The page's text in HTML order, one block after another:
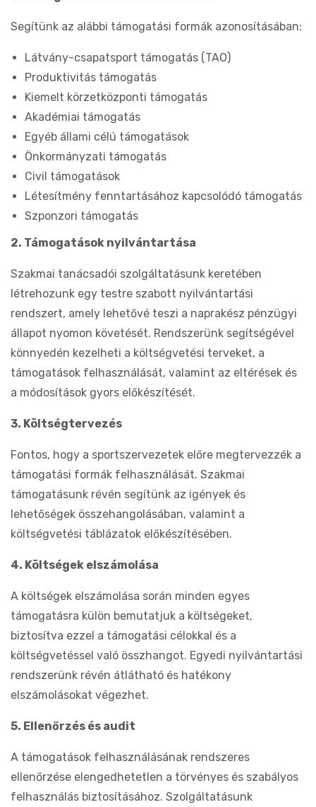
Segítünk az alábbi támogatási formák azonosításában:
Látvány-csapatsport támogatás (TAO)
Produktivitás támogatás
Kiemelt körzetközponti támogatás
Akadémiai támogatás
Egyéb állami célú támogatások
Önkormányzati támogatás
Civil támogatások
Létesítmény fenntartásához kapcsolódó támogatás
Szponzori támogatás
2. Támogatások nyilvántartása
Szakmai tanácsadói szolgáltatásunk keretében
létrehozunk egy testre szabott nyilvántartási
rendszert, amely lehetővé teszi a naprakész pénzügyi
állapot nyomon követését. Rendszerünk segítségével
könnyedén kezelheti a költségvetési terveket, a
támogatások felhasználását, valamint az eltérések és
a módosítások gyors előkészítését.
3. Költségtervezés
Fontos, hogy a sportszervezetek előre megtervezzék a
támogatási formák felhasználását. Szakmai
támogatásunk révén segítünk az igények és
lehetőségek összehangolásában, valamint a
költségvetési táblázatok előkészítésében.
4. Költségek elszámolása
A költségek elszámolása során minden egyes
támogatásra külön bemutatjuk a költségeket,
biztosítva ezzel a támogatási célokkal és a
költségvetéssel való összhangot. Egyedi nyilvántartási
rendszerünk révén átlátható és hatékony
elszámolásokat végezhet.
5. Ellenőrzés és audit
A támogatások felhasználásának rendszeres
ellenőrzése elengedhetetlen a törvényes és szabályos
felhasználás biztosításához. Szolgáltatásunk